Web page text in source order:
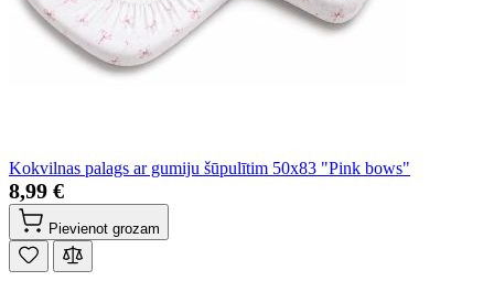
Kokvilnas palags ar gumiju šūpulītim 50x83 "Pink bows"
8,99 €
Pievienot grozam